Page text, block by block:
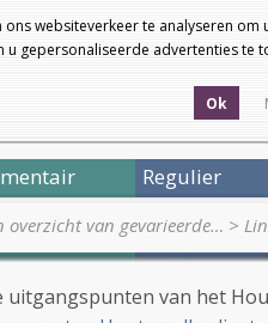
websiteverkeer te analyseren
u gepersonaliseerde advertenties te
Ok
Regulier
overzicht van gevarieerde… >
uitgangspunten van het